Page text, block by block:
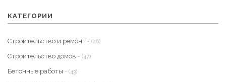
КАТЕГОРИИ
Строительство и ремонт - (48)
Строительство домов - (47)
Бетонные работы - (43)